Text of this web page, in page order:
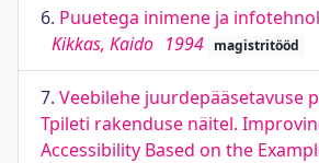
6. Puuetega inimene ja
Kikkas, Kaido 1994 magistritööd
7. Veebilehe juurdepääsetavuse
Tpileti rakenduse näitel.
Accessibility Based on the